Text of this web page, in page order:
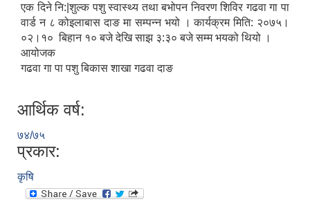
एक दिने नि:|शुल्क पशु स्वास्थ्य तथा बभोपन निवरण शिविर गढवा गा पा
वार्ड न ८ कोइलाबास दाङ मा सम्पन्न भयो । कार्यक्रम मिति: २०७५।
०२।१० बिहान १० बजे देखि साझ ३:३० बजे सम्म भयको थियो ।
आयोजक
गढवा गा पा पशु बिकास शाखा गढवा दाङ
आर्थिक वर्ष:
७४/७५
प्रकार:
कृषि